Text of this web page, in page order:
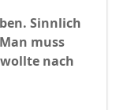
Sinnlich
muss
nach